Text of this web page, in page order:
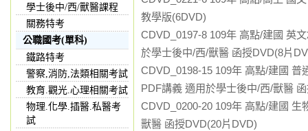
學士後中/西/獸醫課程
關務特考
公職國考(單科)
鐵路特考
警察,消防,法類相關考試
教育.觀光.心理相關考試
物理.化學.插醫.私醫考
試
教學版(6DVD)
CDVD_0197-8 109年 高點/建國 英
於學士後中/西/獸醫 函授DVD(8片
CDVD_0198-15 109年 高點/建國
PDF講義 適用於學士後中/西/獸醫
CDVD_0200-20 109年 高點/建國
獸醫 函授DVD(20片DVD)